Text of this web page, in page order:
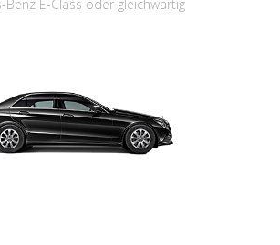
Benz E-Class oder gleichwärtig